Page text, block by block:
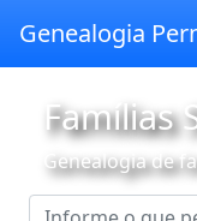
Genealogia
Famílias
Genealogia de